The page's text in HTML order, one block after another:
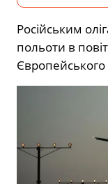
Російським
польоти в
Європейського